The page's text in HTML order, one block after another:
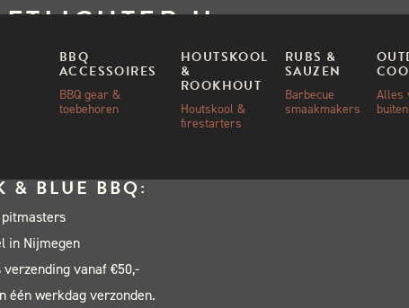
BBQ
ACCESSOIRES
BBQ gear &
toebehoren
HOUTSKOOL
&
ROOKHOUT
Houtskool &
firestarters
RUBS &
SAUZEN
Barbecue
smaakmakers
Alles
II
& BLUE BBQ:
pitmasters
in Nijmegen
verzending vanaf €50,-
één werkdag verzonden.